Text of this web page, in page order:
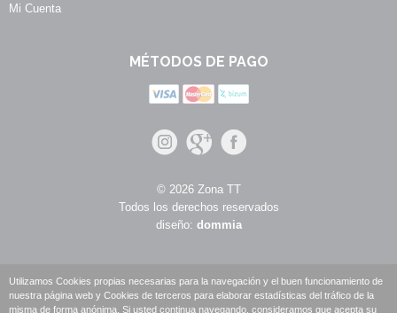
Mi Cuenta
MÉTODOS DE PAGO
© 2026 Zona TT
Todos los derechos reservados
diseño: dommia
Utilizamos Cookies propias necesarias para la navegación y el buen funcionamiento de
nuestra página web y Cookies de terceros para elaborar estadísticas del tráfico de la
misma de forma anónima. Si usted continua navegando, consideramos que acepta su